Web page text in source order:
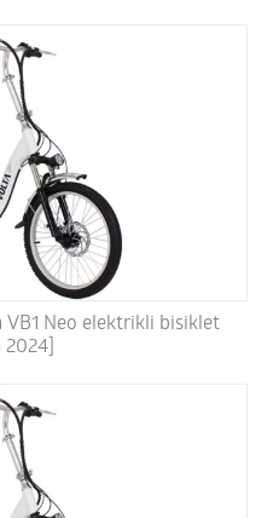
VB1 Neo elektrikli bisiklet
2024]